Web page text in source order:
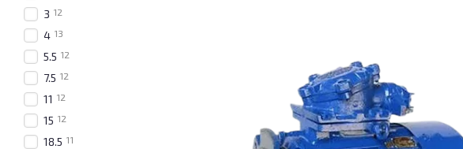
3 12
4 13
5.5 12
7.5 12
11 12
15 12
18.5 11